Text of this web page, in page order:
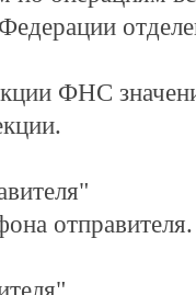
ФНС
отправителя.